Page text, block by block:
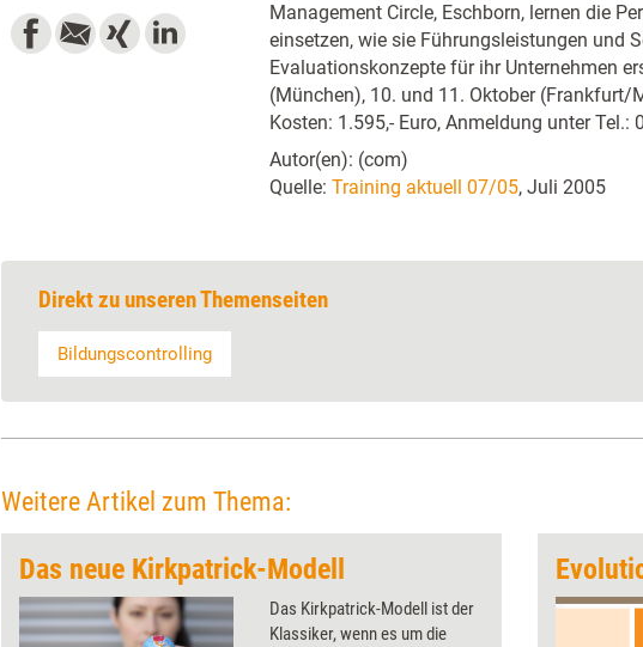
Management Circle, Eschborn, lernen die
einsetzen, wie sie Führungsleistungen und
Evaluationskonzepte für ihr Unternehmen
(München), 10. und 11. Oktober
Kosten: 1.595,- Euro, Anmeldung unter Tel.:
Autor(en): (com)
Quelle: Training aktuell 07/05, Juli 2005
Direkt zu unseren Themenseiten
Bildungscontrolling
Weitere Artikel zum Thema:
Das neue Kirkpatrick-Modell
Das Kirkpatrick-Modell ist der
Klassiker, wenn es um die